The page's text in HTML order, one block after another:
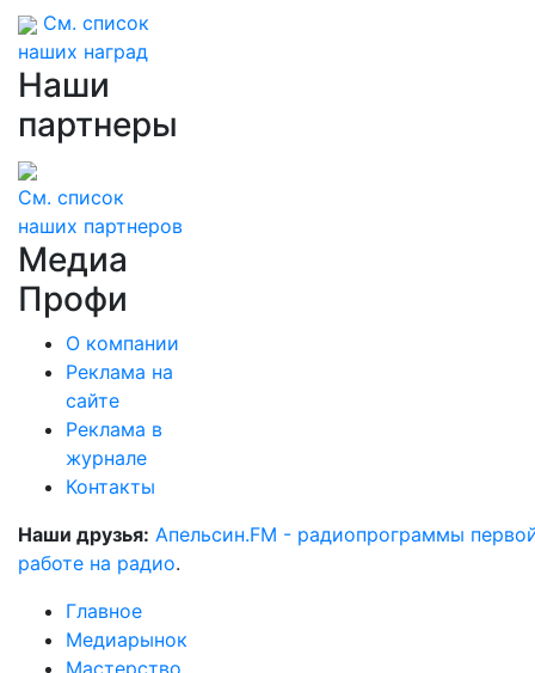
См. список
наших наград
Наши
партнеры
См. список
наших партнеров
Медиа
Профи
О компании
Реклама на
сайте
Реклама в
журнале
Контакты
Наши друзья: Апельсин.FM - радиопрограммы
работе на радио.
Главное
Медиарынок
Мастерство